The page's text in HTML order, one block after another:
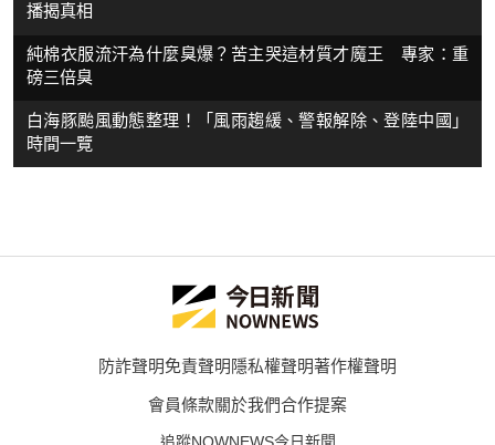
播揭真相
純棉衣服流汗為什麼臭爆？苦主哭這材質才魔王 專家：重
磅三倍臭
白海豚颱風動態整理！「風雨趨緩、警報解除、登陸中國」
時間一覽
防詐聲明免責聲明隱私權聲明著作權聲明
會員條款關於我們合作提案